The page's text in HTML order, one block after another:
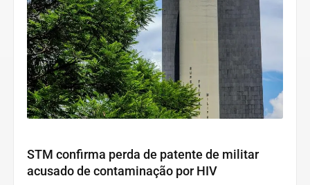
STM confirma perda de patente de militar
acusado de contaminação por HIV